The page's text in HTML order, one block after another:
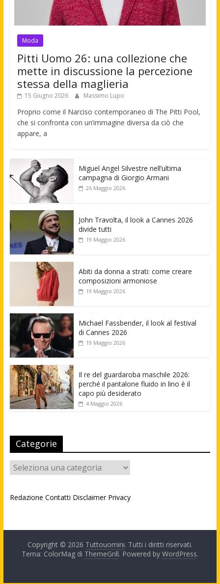
Moda
Pitti Uomo 26: una collezione che
mette in discussione la percezione
stessa della maglieria
15 Giugno 2026 Massimo Lupo
Proprio come il Narciso contemporaneo di The Pitti Pool,
che si confronta con un’immagine diversa da ciò che
appare, a
Miguel Angel Silvestre nell’ultima
campagna di Giorgio Armani
26 Maggio 2026
John Travolta, il look a Cannes 2026
divide tutti
19 Maggio 2026
Abiti da donna a strati: come creare
composizioni armoniose
19 Maggio 2026
Michael Fassbender, il look al festival
di Cannes 2026
19 Maggio 2026
Il re del guardaroba maschile 2026:
perché il pantalone fluido in lino è il
capo più desiderato
4 Maggio 2026
Categorie
Categorie
Redazione Contatti Disclaimer Privacy
Copyright © 2026 Tuttouomini. Tutti i diritti riservati.
Tema: ColorMag di ThemeGrill. Powered by WordPress.